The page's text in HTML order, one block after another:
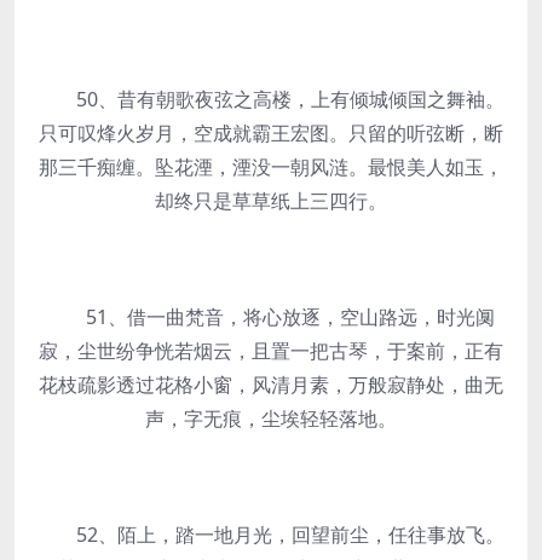
50、昔有朝歌夜弦之高楼，上有倾城倾国之舞袖。
只可叹烽火岁月，空成就霸王宏图。只留的听弦断，断
那三千痴缠。坠花湮，湮没一朝风涟。最恨美人如玉，
却终只是草草纸上三四行。
51、借一曲梵音，将心放逐，空山路远，时光阒
寂，尘世纷争恍若烟云，且置一把古琴，于案前，正有
花枝疏影透过花格小窗，风清月素，万般寂静处，曲无
声，字无痕，尘埃轻轻落地。
52、陌上，踏一地月光，回望前尘，任往事放飞。